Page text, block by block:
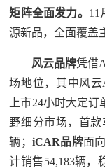
矩阵全面发力。 11
源新品，全面覆
风云品牌凭借
场地位，其中风
上市24小时大定
野细分市场，首款
辆； iCAR品牌面
计销售54,183辆，